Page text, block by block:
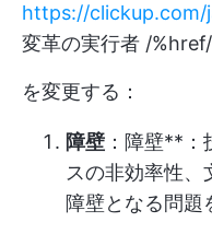
https://
変革の実行者 /%href/
を変更する：
障壁 ：障壁**：
スの非効率性、
障壁となる問題